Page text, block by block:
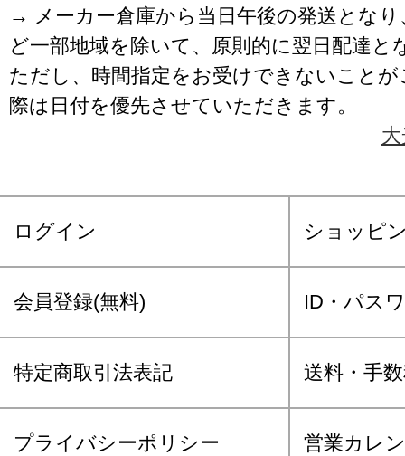
→ メーカー倉庫から当日午後の発送となり
ど一部地域を除いて、原則的に翌日配達と
ただし、時間指定をお受けできないこと
際は日付を優先させていただきます。
ログイン ショッピ
会員登録(無料) ID・パス
特定商取引法表記 送料・手
プライバシーポリシー 営業カレ